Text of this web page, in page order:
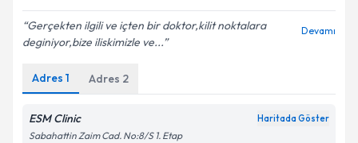
E-posta Adresiniz
Kişisel verilerimin işlenmesine ilişkinAydınlatma
Metni
'ni okudum ve kişisel verilerimin belirtilen
kapsamda işlenmesini kabul ediyorum.
Gerçekten ilgili ve içten bir doktor,kilit noktalara
deginiyor,bize iliskimizle ve...
Devamı
Adres 1 Adres 2
ESM Clinic Haritada Göster
Sabahattin Zaim Cad. No:8/S 1. Etap